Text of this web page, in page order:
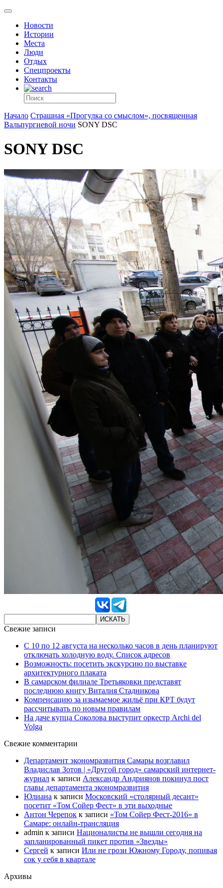
Новости
Истории
Места
Люди
Отдых
Спецпроекты
Контакты
Начало Страшная «Прогулка со смыслом», посвященная
Вальпургиевой ночи SONY DSC
SONY DSC
Свежие записи
С 10 по 12 августа на несколько часов в день планируют
отключать холодную воду. Список адресов
Возможность: посетить экскурсию по выставке
архитектурного плаката
В самарском филиале Третьяковки представят
последнюю книгу Виталия Стадникова
Компенсацию за изымаемое жильё при КРТ будут
рассчитывать по новым правилам
На даче купца Соколова выступит оркестр Archi del
Volga
Свежие комментарии
Департамент экономразвития Самары возглавил
Владислав Зотов | «Другой город» самарский интернет-
журнал к записи Александр Андриянов покинул пост
главы департамента экономразвития
Юлиана к записи Московский «столярный десант»
посетит «Том Сойер Фест» в эти выходные
Антон Черепок к записи «Том Сойер Фест-2016» в
Самаре: онлайн-трансляция
admin к записи Националисты не вышли сегодня на
запланированный пикет против «Звезды»
Сергей к записи Или не грози Южному Городу, попивая
сок у себя в квартале
Архивы